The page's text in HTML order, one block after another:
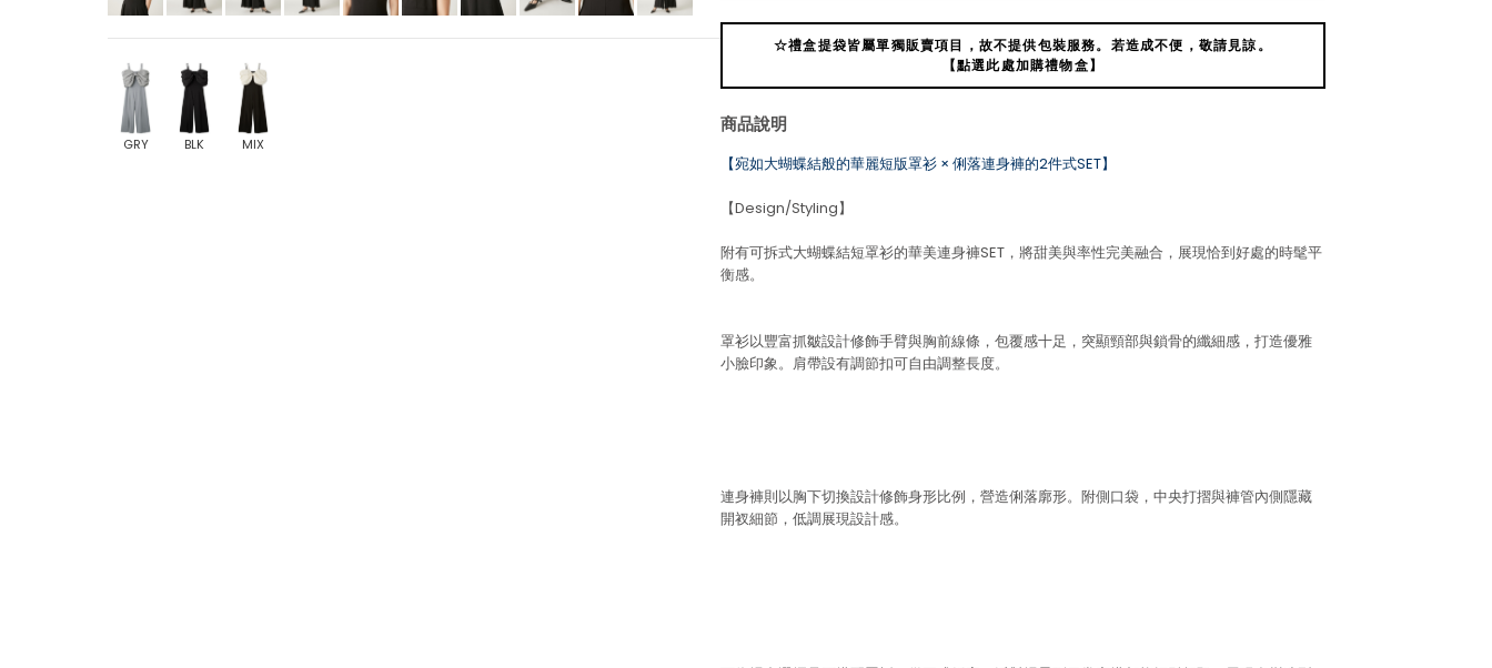
GRY BLK MIX
☆禮盒提袋皆屬單獨販賣項目，故不提供包裝服務。若造成不便，敬請見諒。
【點選此處加購禮物盒】
商品說明
【宛如大蝴蝶結般的華麗短版罩衫 × 俐落連身褲的2件式SET】
【Design/Styling】
附有可拆式大蝴蝶結短罩衫的華美連身褲SET，將甜美與率性完美融合，展現恰到好處的時髦平
衡感。
罩衫以豐富抓皺設計修飾手臂與胸前線條，包覆感十足，突顯頸部與鎖骨的纖細感，打造優雅
小臉印象。肩帶設有調節扣可自由調整長度。
連身褲則以胸下切換設計修飾身形比例，營造俐落廓形。附側口袋，中央打摺與褲管內側隱藏
開衩細節，低調展現設計感。